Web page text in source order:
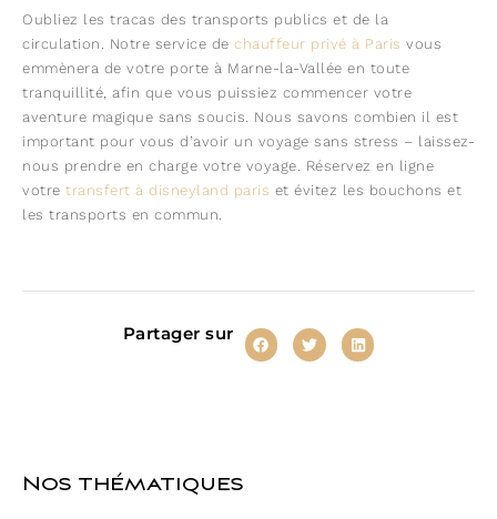
Oubliez les tracas des transports publics et de la
circulation. Notre service de chauffeur privé à Paris vous
emmènera de votre porte à Marne-la-Vallée en toute
tranquillité, afin que vous puissiez commencer votre
aventure magique sans soucis. Nous savons combien il est
important pour vous d’avoir un voyage sans stress – laissez-
nous prendre en charge votre voyage. Réservez en ligne
votre transfert à disneyland paris et évitez les bouchons et
les transports en commun.
Partager sur
Nos thématiques